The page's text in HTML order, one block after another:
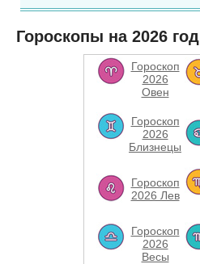
Гороскопы на 2026 год
Гороскоп
2026
Овен
Гороскоп
2026
Близнецы
Гороскоп
2026 Лев
Гороскоп
2026
Весы